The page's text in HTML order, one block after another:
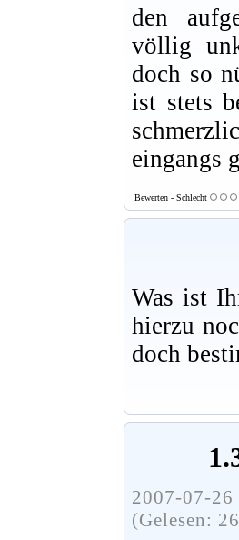
den
völlig
doch so
ist stets
eingangs
Bewerten - Schlecht
Was ist
hierzu
doch
2007-07-
(Gelesen: